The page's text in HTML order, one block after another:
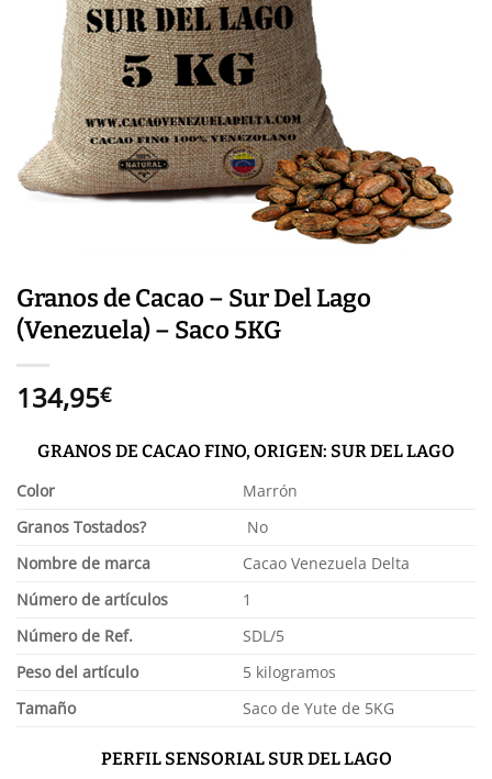
Granos de Cacao – Sur Del Lago
(Venezuela) – Saco 5KG
134,95€
GRANOS DE CACAO FINO, ORIGEN: SUR DEL LAGO
Color
Marrón
Granos Tostados?
No
Nombre de marca
Cacao Venezuela Delta
Número de artículos
1
Número de Ref.
SDL/5
Peso del artículo
5 kilogramos
Tamaño
Saco de Yute de 5KG
PERFIL SENSORIAL SUR DEL LAGO